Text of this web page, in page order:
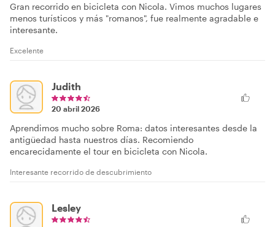
Gran recorrido en bicicleta con Nicola. Vimos muchos lugares
menos turísticos y más "romanos", fue realmente agradable e
interesante.
Excelente
Judith
20 abril 2026
Aprendimos mucho sobre Roma: datos interesantes desde la
antigüedad hasta nuestros días. Recomiendo
encarecidamente el tour en bicicleta con Nicola.
Interesante recorrido de descubrimiento
Lesley